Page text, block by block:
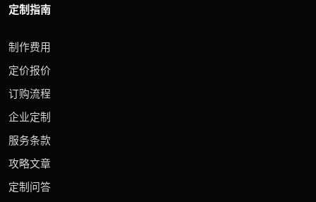
定制指南
制作费用
定价报价
订购流程
企业定制
服务条款
攻略文章
定制问答